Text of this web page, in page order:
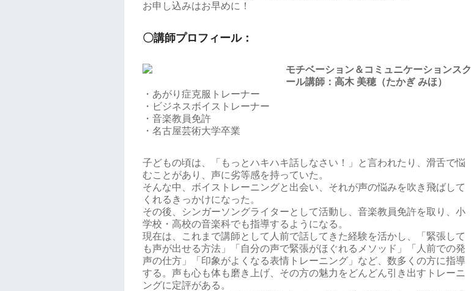
お申し込みはお早めに！
〇講師プロフィール：
モチベーション＆コミュニケーションスク
ール講師：高木 美穂（たかぎ みほ）
・あがり症克服トレーナー
・ビジネスボイストレーナー
・音楽教員免許
・名古屋芸術大学卒業
子どもの頃は、「もっとハキハキ話しなさい！」と言われたり、滑舌で悩
むことがあり、声に劣等感を持っていた。
そんな中、ボイストレーニングと出会い、それが声の悩みを吹き飛ばして
くれるきっかけになった。
その後、シンガーソングライターとして活動し、音楽教員免許を取り、小
学校・高校の音楽科でも指導するようになる。
現在は、これまで講師として人前で話してきた経験を活かし、「緊張して
も声が出せる方法」「自分の声で緊張がほぐれるメソッド」「人前での発
声の仕方」「印象がよくなる表情トレーニング」など、数多くの方に指導
する。声も心も体も磨き上げ、その方の魅力をどんどん引き出すトレーニ
ングに定評がある。